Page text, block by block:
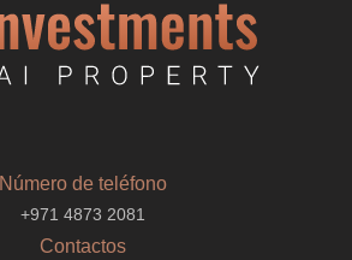
Número de teléfono
+971 4873 2081
Contactos